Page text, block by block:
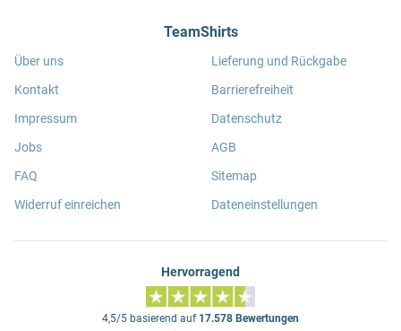
TeamShirts
Über uns
Kontakt
Impressum
Jobs
FAQ
Widerruf einreichen
Lieferung und Rückgabe
Barrierefreiheit
Datenschutz
AGB
Sitemap
Dateneinstellungen
Hervorragend
4,5/5 basierend auf 17.578 Bewertungen